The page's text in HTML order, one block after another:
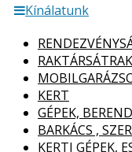
Kínálatunk
KERT
GÉPEK,
BARKÁCS ,
KERTI GÉPEK,